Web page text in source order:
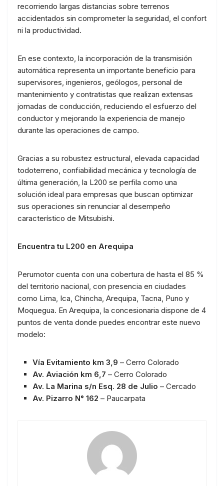
recorriendo largas distancias sobre terrenos
accidentados sin comprometer la seguridad, el confort
ni la productividad.
En ese contexto, la incorporación de la transmisión
automática representa un importante beneficio para
supervisores, ingenieros, geólogos, personal de
mantenimiento y contratistas que realizan extensas
jornadas de conducción, reduciendo el esfuerzo del
conductor y mejorando la experiencia de manejo
durante las operaciones de campo.
Gracias a su robustez estructural, elevada capacidad
todoterreno, confiabilidad mecánica y tecnología de
última generación, la L200 se perfila como una
solución ideal para empresas que buscan optimizar
sus operaciones sin renunciar al desempeño
característico de Mitsubishi.
Encuentra tu L200 en Arequipa
Perumotor cuenta con una cobertura de hasta el 85 %
del territorio nacional, con presencia en ciudades
como Lima, Ica, Chincha, Arequipa, Tacna, Puno y
Moquegua. En Arequipa, la concesionaria dispone de 4
puntos de venta donde puedes encontrar este nuevo
modelo:
Vía Evitamiento km 3,9 – Cerro Colorado
Av. Aviación km 6,7 – Cerro Colorado
Av. La Marina s/n Esq. 28 de Julio – Cercado
Av. Pizarro N° 162 – Paucarpata